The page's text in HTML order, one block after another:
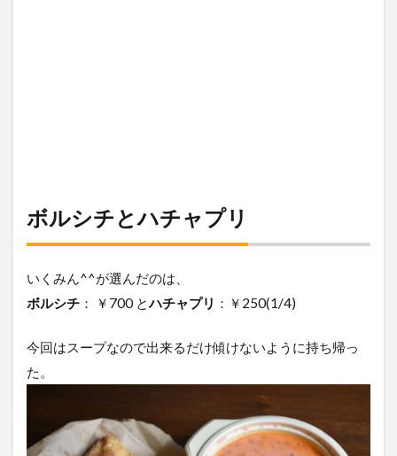
ボルシチとハチャプリ
いくみん^^が選んだのは、
ボルシチ ： ￥700 とハチャプリ ：￥250(1/4)
今回はスープなので出来るだけ傾けないように持ち帰っ
た。